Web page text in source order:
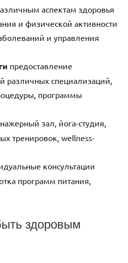
аспектам здоровья
и физической активности
и управления
предоставление
различных специализаций,
программы
зал, йога-студия,
тренировок, wellness-
консультации
программ питания,
здоровым